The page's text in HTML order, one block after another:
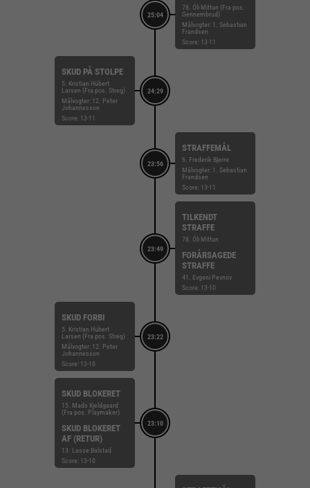
25:04
78. Óli Mittun (Fra pos.
Gennembrud)
Målvogter: 1. Sebastian
Frandsen
Score: 13-11
24:29
SKUD PÅ STOLPE
5. Kristian Hübert
Larsen (Fra pos. Streg)
Målvogter: 12. Peter
Johannesson
Score: 13-11
23:56
STRAFFEMÅL
6. Frederik Bjerre
Målvogter: 1. Sebastian
Frandsen
Score: 13-11
23:49
TILKENDT
STRAFFE
78. Óli Mittun
FORÅRSAGEDE
STRAFFE
41. Evgeni Pevnov
Score: 13-10
23:22
SKUD FORBI
5. Kristian Hübert
Larsen (Fra pos. Streg)
Målvogter: 12. Peter
Johannesson
Score: 13-10
23:10
SKUD BLOKERET
15. Mads Kjeldgaard
(Fra pos. Playmaker)
SKUD BLOKERET
AF (RETUR)
13. Lasse Balstad
Score: 13-10